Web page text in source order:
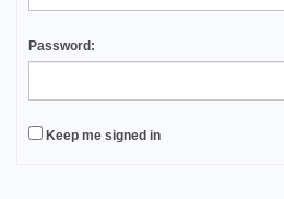
Password:
Keep me signed in